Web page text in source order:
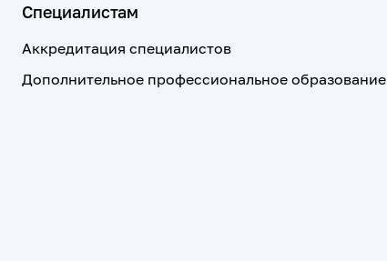
Специалистам
Аккредитация специалистов
Дополнительное профессиональное образование